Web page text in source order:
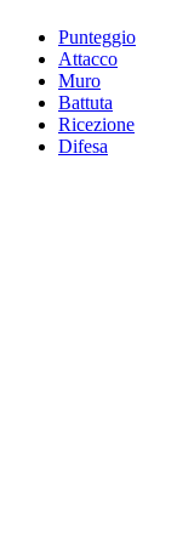
Punteggio
Attacco
Muro
Battuta
Ricezione
Difesa